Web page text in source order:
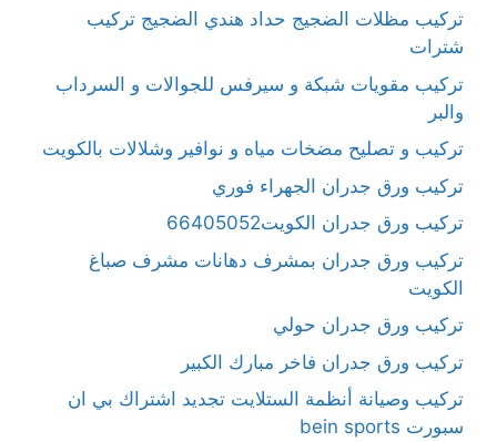
تركيب مظلات الضجيج حداد هندي الضجيج تركيب
شترات
تركيب مقويات شبكة و سيرفس للجوالات و السرداب
والبر
تركيب و تصليح مضخات مياه و نوافير وشلالات بالكويت
تركيب ورق جدران الجهراء فوري
تركيب ورق جدران الكويت66405052
تركيب ورق جدران بمشرف دهانات مشرف صباغ
الكويت
تركيب ورق جدران حولي
تركيب ورق جدران فاخر مبارك الكبير
تركيب وصيانة أنظمة الستلايت تجديد اشتراك بي ان
سبورت bein sports